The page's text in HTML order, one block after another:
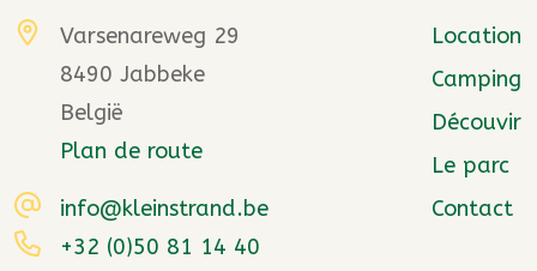
Varsenareweg 29
8490 Jabbeke
België
Plan de route
info@kleinstrand.be
+32 (0)50 81 14 40
Location
Camping
Découvir
Le parc
Contact